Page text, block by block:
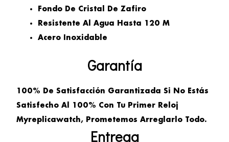
Fondo De Cristal De Zafiro
Resistente Al Agua Hasta 120 M
Acero Inoxidable
Garantía
100% De Satisfacción Garantizada Si No Estás
Satisfecho Al 100% Con Tu Primer Reloj
Myreplicawatch, Prometemos Arreglarlo Todo.
Entrega